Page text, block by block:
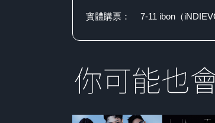
實體購票： 7-11 ibon（